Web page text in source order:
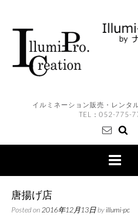
content
イルミネーション販売・レンタ
TEL： 052-775-
唐揚げ店
Posted on 2016年12月13日byillumi-pc